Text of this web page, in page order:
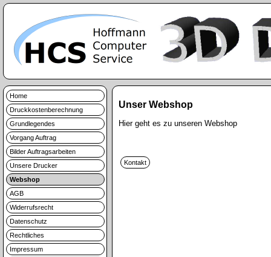
Home
Druckkostenberechnung
Grundlegendes
Vorgang Auftrag
Bilder Auftragsarbeiten
Unsere Drucker
Webshop
AGB
Widerrufsrecht
Datenschutz
Rechtliches
Impressum
Unser Webshop
Hier geht es zu unseren Webshop